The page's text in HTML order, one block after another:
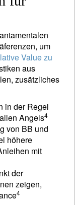
um
Value zu
aus
zusätzliches
in der Regel
Angels4
von BB und
höhere
mit
der
zeigen,
4